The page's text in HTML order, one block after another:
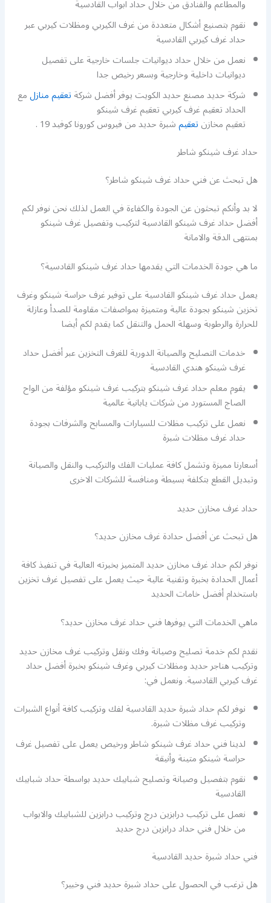
والمطاعم والفنادق من خلال حداد ابواب القادسية
نقوم بتصنيع أشكال متعددة من غرف الكيربي ومظلات كيربي عبر
حداد غرف كيربي القادسية
نعمل من خلال حداد ديوانيات جلسات خارجية على تفصيل
ديوانيات داخلية وخارجية وبسعر رخيص جدا
شركة حديد مصنع حديد الكويت يوفر أفضل شركةتعقيم منازلمع
الحداد تعقيم غرف كيربي تعقيم غرف شينكو
تعقيم مخازنتعقيمشبرة حديد من فيروس كورونا كوفيد 19 .
حداد غرف شينكو شاطر
هل تبحث عن فني حداد غرف شينكو شاطر؟
لا بد وأنكم تبحثون عن الجودة والكفاءة في العمل لذلك نحن نوفر لكم
أفضل حداد غرف شينكو القادسية لتركيب وتفصيل غرف شينكو
بمنتهى الدقة والامانة
ما هي جودة الخدمات التي يقدمها حداد غرف شينكو القادسية؟
يعمل حداد غرف شينكو القادسية على توفير غرف حراسة شينكو وغرف
تخزين شينكو بجودة عالية ومتميزة بمواصفات مقاومة للصدأ وعازلة
للحرارة والرطوبة وسهلة الحمل والتنقل كما يقدم لكم أيضا
خدمات التصليح والصيانة الدورية للغرف التخزين عبر أفضل حداد
غرف شينكو هندي القادسية
يقوم معلم حداد غرف شينكو بتركيب غرف شينكو مؤلفة من الواح
الصاج المستورد من شركات يابانية عالمية
نعمل على تركيب مظلات للسيارات والمسابح والشرفات بجودة
حداد غرف مظلات شبرة
أسعارنا مميزة وتشمل كافة عمليات الفك والتركيب والنقل والصيانة
وتبديل القطع بتكلفة بسيطة ومنافسة للشركات الاخرى
حداد غرف مخازن حديد
هل تبحث عن أفضل حدادة غرف مخازن حديد؟
نوفر لكم حداد غرف مخازن حديد المتميز بخبرته العالية في تنفيذ كافة
أعمال الحدادة بخبرة وتقنية عالية حيث يعمل على تفصيل غرف تخزين
باستخدام أفضل خامات الحديد
ماهي الخدمات التي يوفرها فني حداد غرف مخازن حديد؟
نقدم لكم خدمة تصليح وصيانة وفك ونقل وتركيب غرف مخازن حديد
وتركيب هناجر حديد ومظلات كيربي وغرف شينكو بخبرة أفضل حداد
غرف كيربي القادسية. ونعمل في:
نوفر لكم حداد شبرة حديد القادسية لفك وتركيب كافة أنواع الشبرات
وتركيب غرف مظلات شبرة.
لدينا فني حداد غرف شينكو شاطر ورخيص يعمل على تفصيل غرف
حراسة شينكو متينة وأنيقة
نقوم بتفصيل وصيانة وتصليح شبابيك حديد بواسطة حداد شبابيك
القادسية
نعمل على تركيب درابزين درج وتركيب درابزين للشبابيك والابواب
من خلال فني حداد درابزين درج حديد
فني حداد شبرة حديد القادسية
هل ترغب في الحصول على حداد شبرة حديد فني وخبير؟